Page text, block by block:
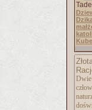
Dwie